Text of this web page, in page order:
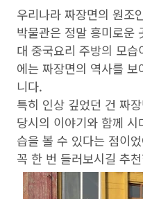
우리나라 짜장면의 원조
박물관은 정말 흥미로운
대 중국요리 주방의 모
에는 짜장면의 역사를
니다.
특히 인상 깊었던 건 짜
당시의 이야기와 함께
습을 볼 수 있다는 점이
꼭 한 번 들러보시길 추